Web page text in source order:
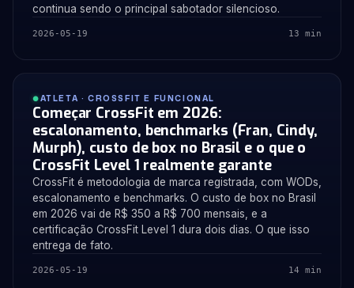
continua sendo o principal sabotador silencioso.
2026-05-19 13 min
ATLETA · CROSSFIT E FUNCIONAL
Começar CrossFit em 2026:
escalonamento, benchmarks (Fran, Cindy,
Murph), custo de box no Brasil e o que o
CrossFit Level 1 realmente garante
CrossFit é metodologia de marca registrada, com WODs,
escalonamento e benchmarks. O custo de box no Brasil
em 2026 vai de R$ 350 a R$ 700 mensais, e a
certificação CrossFit Level 1 dura dois dias. O que isso
entrega de fato.
2026-05-19 14 min